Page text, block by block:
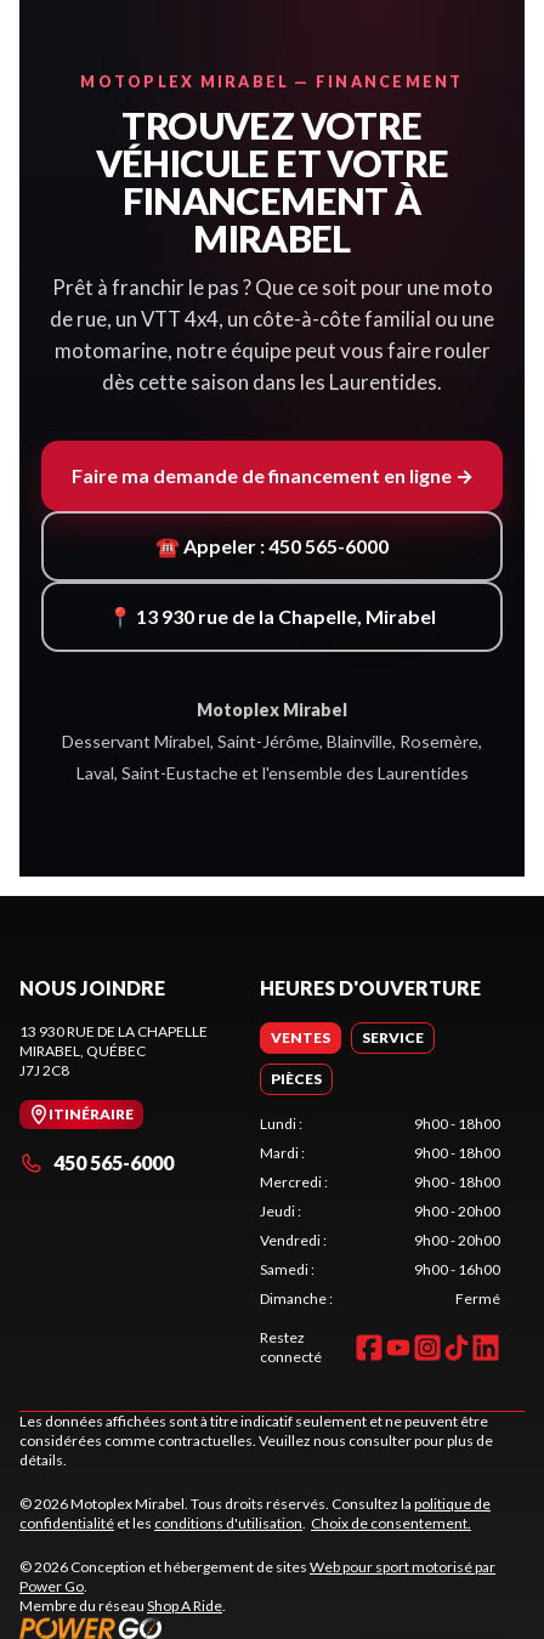
MOTOPLEX MIRABEL — FINANCEMENT
TROUVEZ VOTRE
VÉHICULE ET VOTRE
FINANCEMENT À
MIRABEL
Prêt à franchir le pas ? Que ce soit pour une moto
de rue, un VTT 4x4, un côte-à-côte familial ou une
motomarine, notre équipe peut vous faire rouler
dès cette saison dans les Laurentides.
Faire ma demande de financement en ligne →
☎ Appeler : 450 565-6000
📍 13 930 rue de la Chapelle, Mirabel
Motoplex Mirabel
Desservant Mirabel, Saint-Jérôme, Blainville, Rosemère,
Laval, Saint-Eustache et l'ensemble des Laurentides
NOUS JOINDRE
13 930 RUE DE LA CHAPELLE
MIRABEL, QUÉBEC
J7J 2C8
ITINÉRAIRE
450 565-6000
HEURES D'OUVERTURE
VENTES SERVICE
PIÈCES
Lundi:
9h00 - 18h00
Mardi:
9h00 - 18h00
Mercredi:
9h00 - 18h00
Jeudi:
9h00 - 20h00
Vendredi:
9h00 - 20h00
Samedi:
9h00 - 16h00
Dimanche: Fermé
Restez
connecté
Les données affichées sont à titre indicatif seulement et ne peuvent être
considérées comme contractuelles. Veuillez nous consulter pour plus de
détails.
© 2026 Motoplex Mirabel. Tous droits réservés. Consultez la politique de
confidentialité et les conditions d'utilisation. Choix de consentement.
© 2026 Conception et hébergement de sites Web pour sport motorisé par
Power Go.
Membre du réseau Shop A Ride.